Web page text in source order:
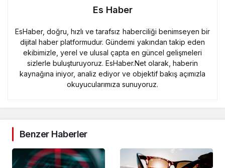
Es Haber
EsHaber, doğru, hızlı ve tarafsız haberciliği benimseyen bir
dijital haber platformudur. Gündemi yakından takip eden
ekibimizle, yerel ve ulusal çapta en güncel gelişmeleri
sizlerle buluşturuyoruz. EsHaber.Net olarak, haberin
kaynağına iniyor, analiz ediyor ve objektif bakış açımızla
okuyucularımıza sunuyoruz.
Benzer Haberler